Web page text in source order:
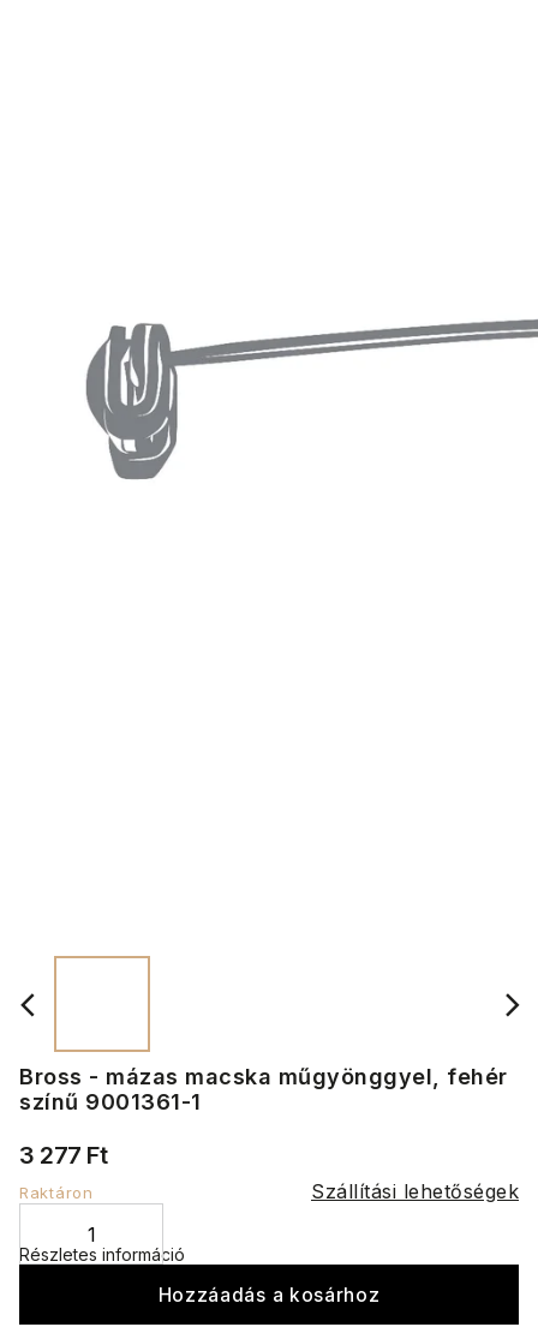
Bross - mázas macska műgyönggyel, fehér
színű 9001361-1
3 277 Ft
Raktáron Szállítási lehetőségek
Hozzáadás a kosárhoz
Részletes információ